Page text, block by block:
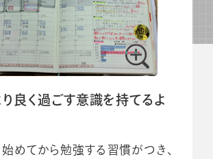
良く過ごす意識を持てるよ
めてから勉強する習慣がつき、